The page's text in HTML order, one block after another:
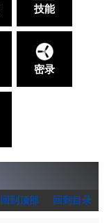
技能
密录
回到顶部 回到目录